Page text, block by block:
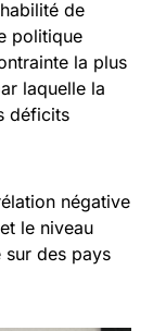
de
politique
la plus
laquelle la
déficits
négative
le niveau
sur des pays